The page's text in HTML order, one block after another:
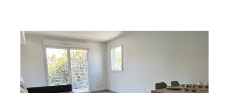
MONTPELLIER 34
57,20 m , 3 pièces
Ref : 51940
Appartement F3 à louer